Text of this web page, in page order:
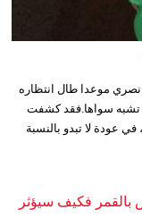
نصري موعدا طال انتظاره
تشبه سواها.فقد كشفت
عودة لا تبدو بالنسبة
فكيف سيؤثر